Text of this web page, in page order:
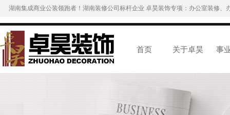
湖南集成商业公装领跑者！湖南装修公司标杆企业 卓昊装饰专项：办公室装修
首页 关于卓昊 事